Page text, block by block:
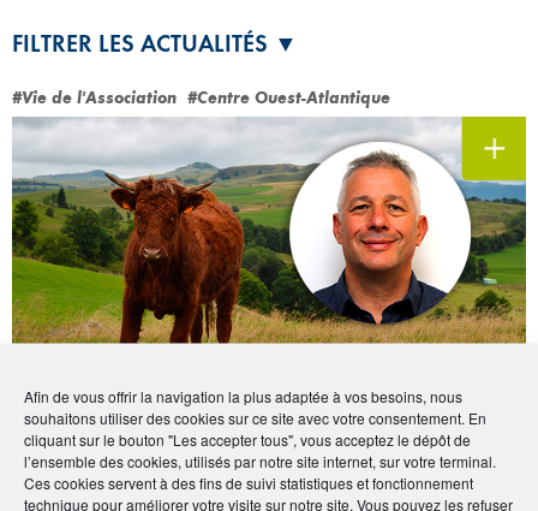
Afin de vous offrir la navigation la plus adaptée à vos besoins, nous
souhaitons utiliser des cookies sur ce site avec votre consentement. En
cliquant sur le bouton "Les accepter tous", vous acceptez le dépôt de
l’ensemble des cookies, utilisés par notre site internet, sur votre terminal.
Ces cookies servent à des fins de suivi statistiques et fonctionnement
technique pour améliorer votre visite sur notre site. Vous pouvez les refuser
FILTRER LES ACTUALITÉS ▼
#Vie de l'Association #Centre Ouest-Atlantique
Portrait de vos Correspondants régionaux
À la rencontre d’Hugues Pasquier (Centre
Ouest-Atlantique)